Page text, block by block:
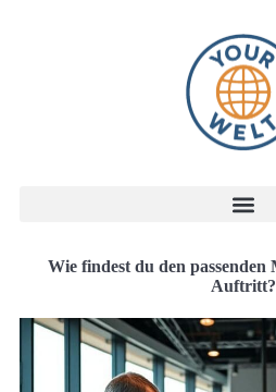
Wie findest du den passenden
Auftritt?